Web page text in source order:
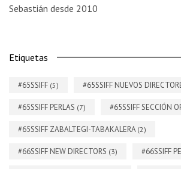
Sebastián desde 2010
Etiquetas
#65SSIFF (5) #65SSIFF NUEVOS
#65SSIFF PERLAS (7) #65SSIFF SECCIÓN
#65SSIFF ZABALTEGI-TABAKALERA (2)
#66SSIFF NEW DIRECTORS (3) #66SSIFF